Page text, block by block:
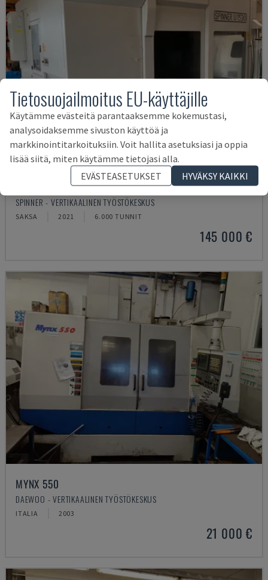
SPINNER - VERTIKAALINEN TYÖSTÖKESKUS
SAKSA 2021 6.000 TUNNIT
145 000 €
MYNX 550
DAEWOO - VERTIKAALINEN TYÖSTÖKESKUS
ITALIA 2003
21 000 €
Tietosuojailmoitus EU-käyttäjille
Käytämme evästeitä parantaaksemme kokemustasi,
analysoidaksemme sivuston käyttöä ja
markkinointitarkoituksiin. Voit hallita asetuksiasi ja oppia
lisää siitä, miten käytämme tietojasi alla.
EVÄSTEASETUKSET
HYVÄKSY KAIKKI